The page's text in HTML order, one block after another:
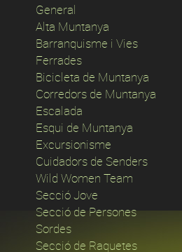
General
Alta Muntanya
Barranquisme i Vies
Ferrades
Bicicleta de Muntanya
Corredors de Muntanya
Escalada
Esqui de Muntanya
Excursionisme
Cuidadors de Senders
Wild Women Team
Secció Jove
Secció de Persones
Sordes
Secció de Raquetes